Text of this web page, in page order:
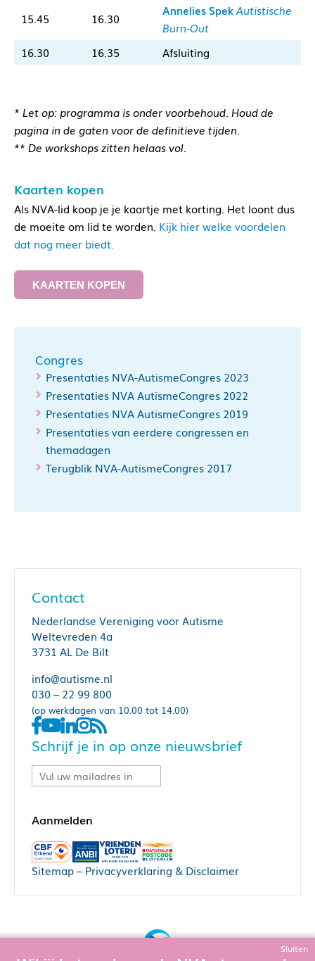
15.45 16.30
Annelies SpekAutistische
Burn-Out
16.30
16.35 Afsluiting
* Let op: programma is onder voorbehoud. Houd de
pagina in de gaten voor de definitieve tijden.
** De workshops zitten helaas vol.
Kaarten kopen
Als NVA-lid koop je je kaartje met korting. Het loont dus
de moeite om lid te worden. Kijk hier welke voordelen
dat nog meer biedt.
KAARTEN KOPEN
Congres
Presentaties NVA-AutismeCongres 2023
Presentaties NVA AutismeCongres 2022
Presentaties NVA AutismeCongres 2019
Presentaties van eerdere congressen en
themadagen
Terugblik NVA-AutismeCongres 2017
Contact
Nederlandse Vereniging voor Autisme
Weltevreden 4a
3731 AL De Bilt
info@autisme.nl
030 – 22 99 800
(op werkdagen van 10.00 tot 14.00)
Schrijf je in op onze nieuwsbrief
Sitemap– Privacyverklaring & Disclaimer
Sluiten